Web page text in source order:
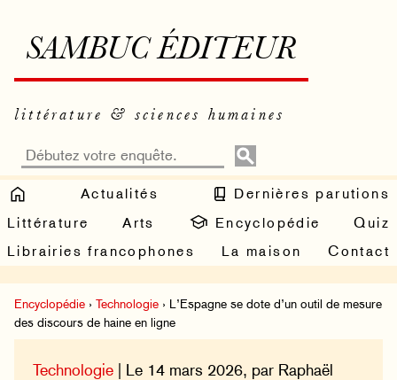
SAMBUC ÉDITEUR
littérature & sciences humaines
Actualités
Dernières parutions
Littérature
Arts Encyclopédie
Quiz
Librairies francophones
La maison Contact
Encyclopédie › Technologie › L’Espagne se dote d’un outil de mesure
des discours de haine en ligne
Technologie | Le 14 mars 2026, par Raphaël